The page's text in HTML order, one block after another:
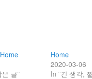
은 글"
Home
2020-03-06
In "긴 생각,